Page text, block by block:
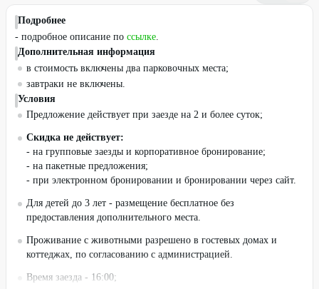
Подробнее
- подробное описание по ссылке.
Дополнительная информация
в стоимость включены два парковочных места;
завтраки не включены.
Условия
Предложение действует при заезде на 2 и более суток;
Скидка не действует:
- на групповые заезды и корпоративное бронирование;
- на пакетные предложения;
- при электронном бронировании и бронировании через сайт.
Для детей до 3 лет - размещение бесплатное без
предоставления дополнительного места.
Проживание с животными разрешено в гостевых домах и
коттеджах, по согласованию с администрацией.
Время заезда - 16:00;